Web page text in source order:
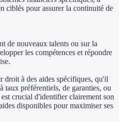
Ouvrage
Régions de A à H
Aides Région
ciblés pour assurer la continuité de
de nouveaux talents ou sur la
les compétences et répondre
droit à des aides spécifiques, qu'il
taux préférentiels, de garanties, ou
crucial d'identifier clairement son
disponibles pour maximiser ses